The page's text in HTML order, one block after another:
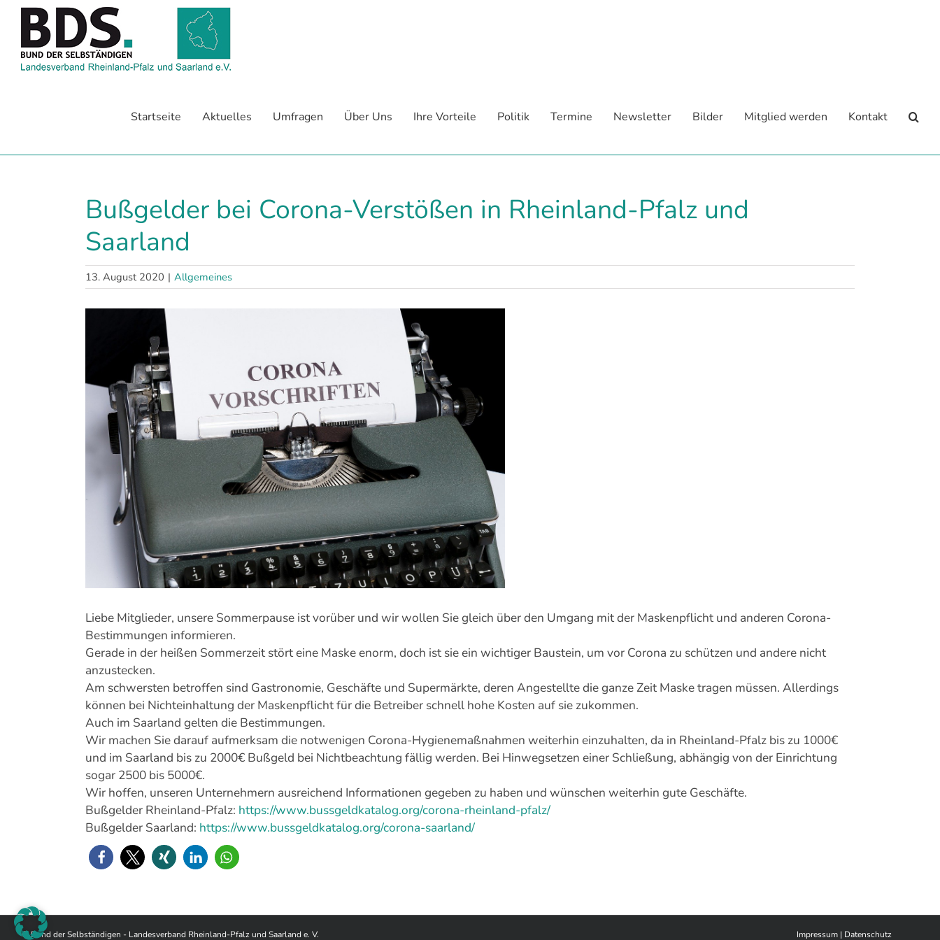
Zum
springen
Startseite Aktuelles Umfragen Über Uns Ihre Vorteile Politik Termine Newsletter Bilder Mitglied werden Kontakt
Bußgelder bei Corona-Verstößen in Rheinland-Pfalz und
Saarland
13. August 2020 | Allgemeines
Liebe Mitglieder, unsere Sommerpause ist vorüber und wir wollen Sie gleich über den Umgang mit der Maskenpflicht und anderen Corona-
Bestimmungen informieren.
Gerade in der heißen Sommerzeit stört eine Maske enorm, doch ist sie ein wichtiger Baustein, um vor Corona zu schützen und andere nicht
anzustecken.
Am schwersten betroffen sind Gastronomie, Geschäfte und Supermärkte, deren Angestellte die ganze Zeit Maske tragen müssen. Allerdings
können bei Nichteinhaltung der Maskenpflicht für die Betreiber schnell hohe Kosten auf sie zukommen.
Auch im Saarland gelten die Bestimmungen.
Wir machen Sie darauf aufmerksam die notwenigen Corona-Hygienemaßnahmen weiterhin einzuhalten, da in Rheinland-Pfalz bis zu 1000€
und im Saarland bis zu 2000€ Bußgeld bei Nichtbeachtung fällig werden. Bei Hinwegsetzen einer Schließung, abhängig von der Einrichtung
sogar 2500 bis 5000€.
Wir hoffen, unseren Unternehmern ausreichend Informationen gegeben zu haben und wünschen weiterhin gute Geschäfte.
Bußgelder Rheinland-Pfalz: https://www.bussgeldkatalog.org/corona-rheinland-pfalz/
Bußgelder Saarland: https://www.bussgeldkatalog.org/corona-saarland/
© Bund der Selbständigen - Landesverband Rheinland-Pfalz und Saarland e. V. Impressum| Datenschutz